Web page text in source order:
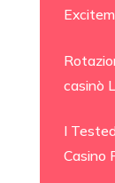
casinò
I
Casino